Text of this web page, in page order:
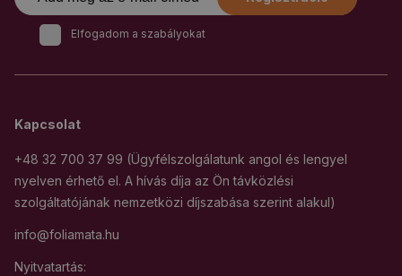
Elfogadom a szabályokat
Kapcsolat
+48 32 700 37 99 (Ügyfélszolgálatunk angol és lengyel
nyelven érhető el. A hívás díja az Ön távközlési
szolgáltatójának nemzetközi díjszabása szerint alakul)
info@foliamata.hu
Nyitvatartás: